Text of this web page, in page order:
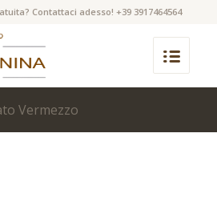
Contattaci adesso! +39 3917464564
Vermezzo